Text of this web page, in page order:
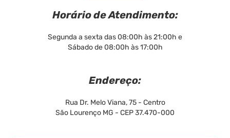
Horário de Atendimento:
Segunda a sexta das 08:00h às 21:00h e
Sábado de 08:00h às 17:00h
Endereço:
Rua Dr. Melo Viana, 75 - Centro
São Lourenço MG - CEP 37.470-000